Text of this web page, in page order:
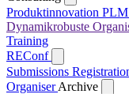
Produktinnovation
Dynamikrobuste
Training
REConf
Submissions
OrganiserArchive